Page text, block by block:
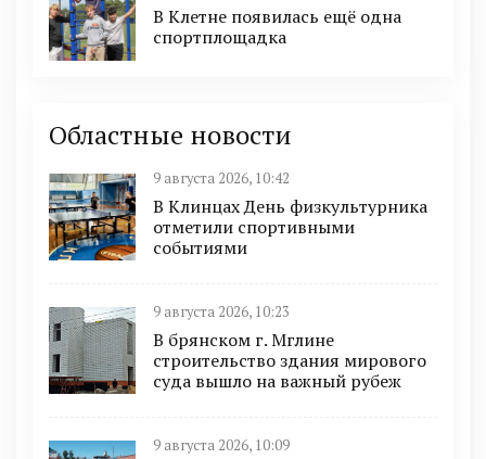
В Клетне появилась ещё одна
спортплощадка
Областные новости
9 августа 2026, 10:42
В Клинцах День физкультурника
отметили спортивными
событиями
9 августа 2026, 10:23
В брянском г. Мглине
строительство здания мирового
суда вышло на важный рубеж
9 августа 2026, 10:09